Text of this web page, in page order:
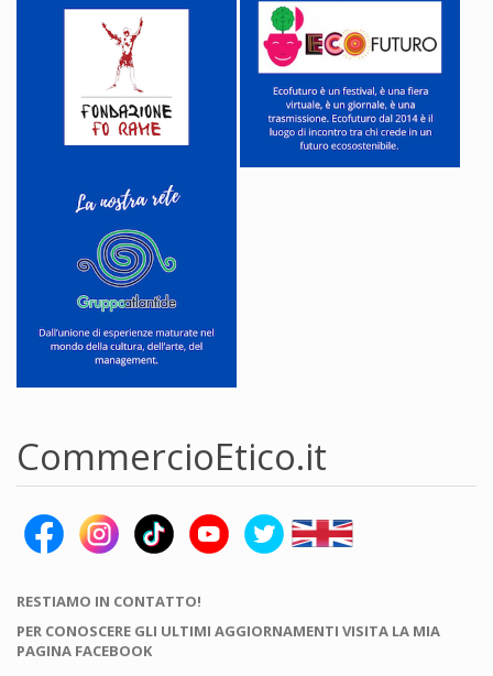
CommercioEtico.it
RESTIAMO IN CONTATTO!
PER CONOSCERE GLI ULTIMI AGGIORNAMENTI VISITA LA MIA
PAGINA FACEBOOK